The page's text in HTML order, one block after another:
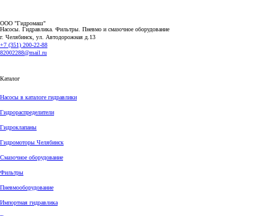
ООО "Гидромаш"
Насосы. Гидравлика. Фильтры. Пневмо и смазочное оборудование
г. Челябинск, ул. Автодорожная д.13
+7 (351) 200-22-88
82002288@mail.ru
Каталог
Насосы в каталоге гидравлики
Гидрораспределители
Гидроклапаны
Гидромоторы Челябинск
Смазочное оборудование
Фильтры
Пневмооборудование
Импортная гидравлика